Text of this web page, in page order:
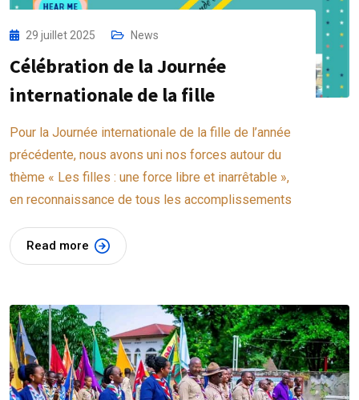
29 juillet 2025 News
Célébration de la Journée
internationale de la fille
Pour la Journée internationale de la fille de l’année
précédente, nous avons uni nos forces autour du
thème « Les filles : une force libre et inarrêtable »,
en reconnaissance de tous les accomplissements
Read more